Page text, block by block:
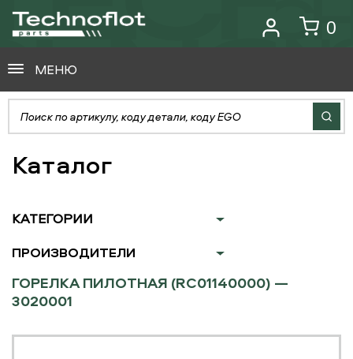
0
МЕНЮ
Каталог
КАТЕГОРИИ
ПРОИЗВОДИТЕЛИ
ГОРЕЛКА ПИЛОТНАЯ (RC01140000) —
3020001